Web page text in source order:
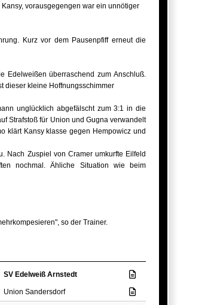
vorausgegengen war ein unnötiger
Kurz vor dem Pausenpfiff erneut die
Edelweißen überraschend zum Anschluß.
dieser kleine Hoffnungsschimmer
unglücklich abgefälscht zum 3:1 in die
Strafstoß für Union und Gugna verwandelt
klärt Kansy klasse gegen Hempowicz und
Nach Zuspiel von Cramer umkurfte Eilfeld
nochmal. Ähliche Situation wie beim
so der Trainer.
SV Edelweiß Arnstedt
Union Sandersdorf